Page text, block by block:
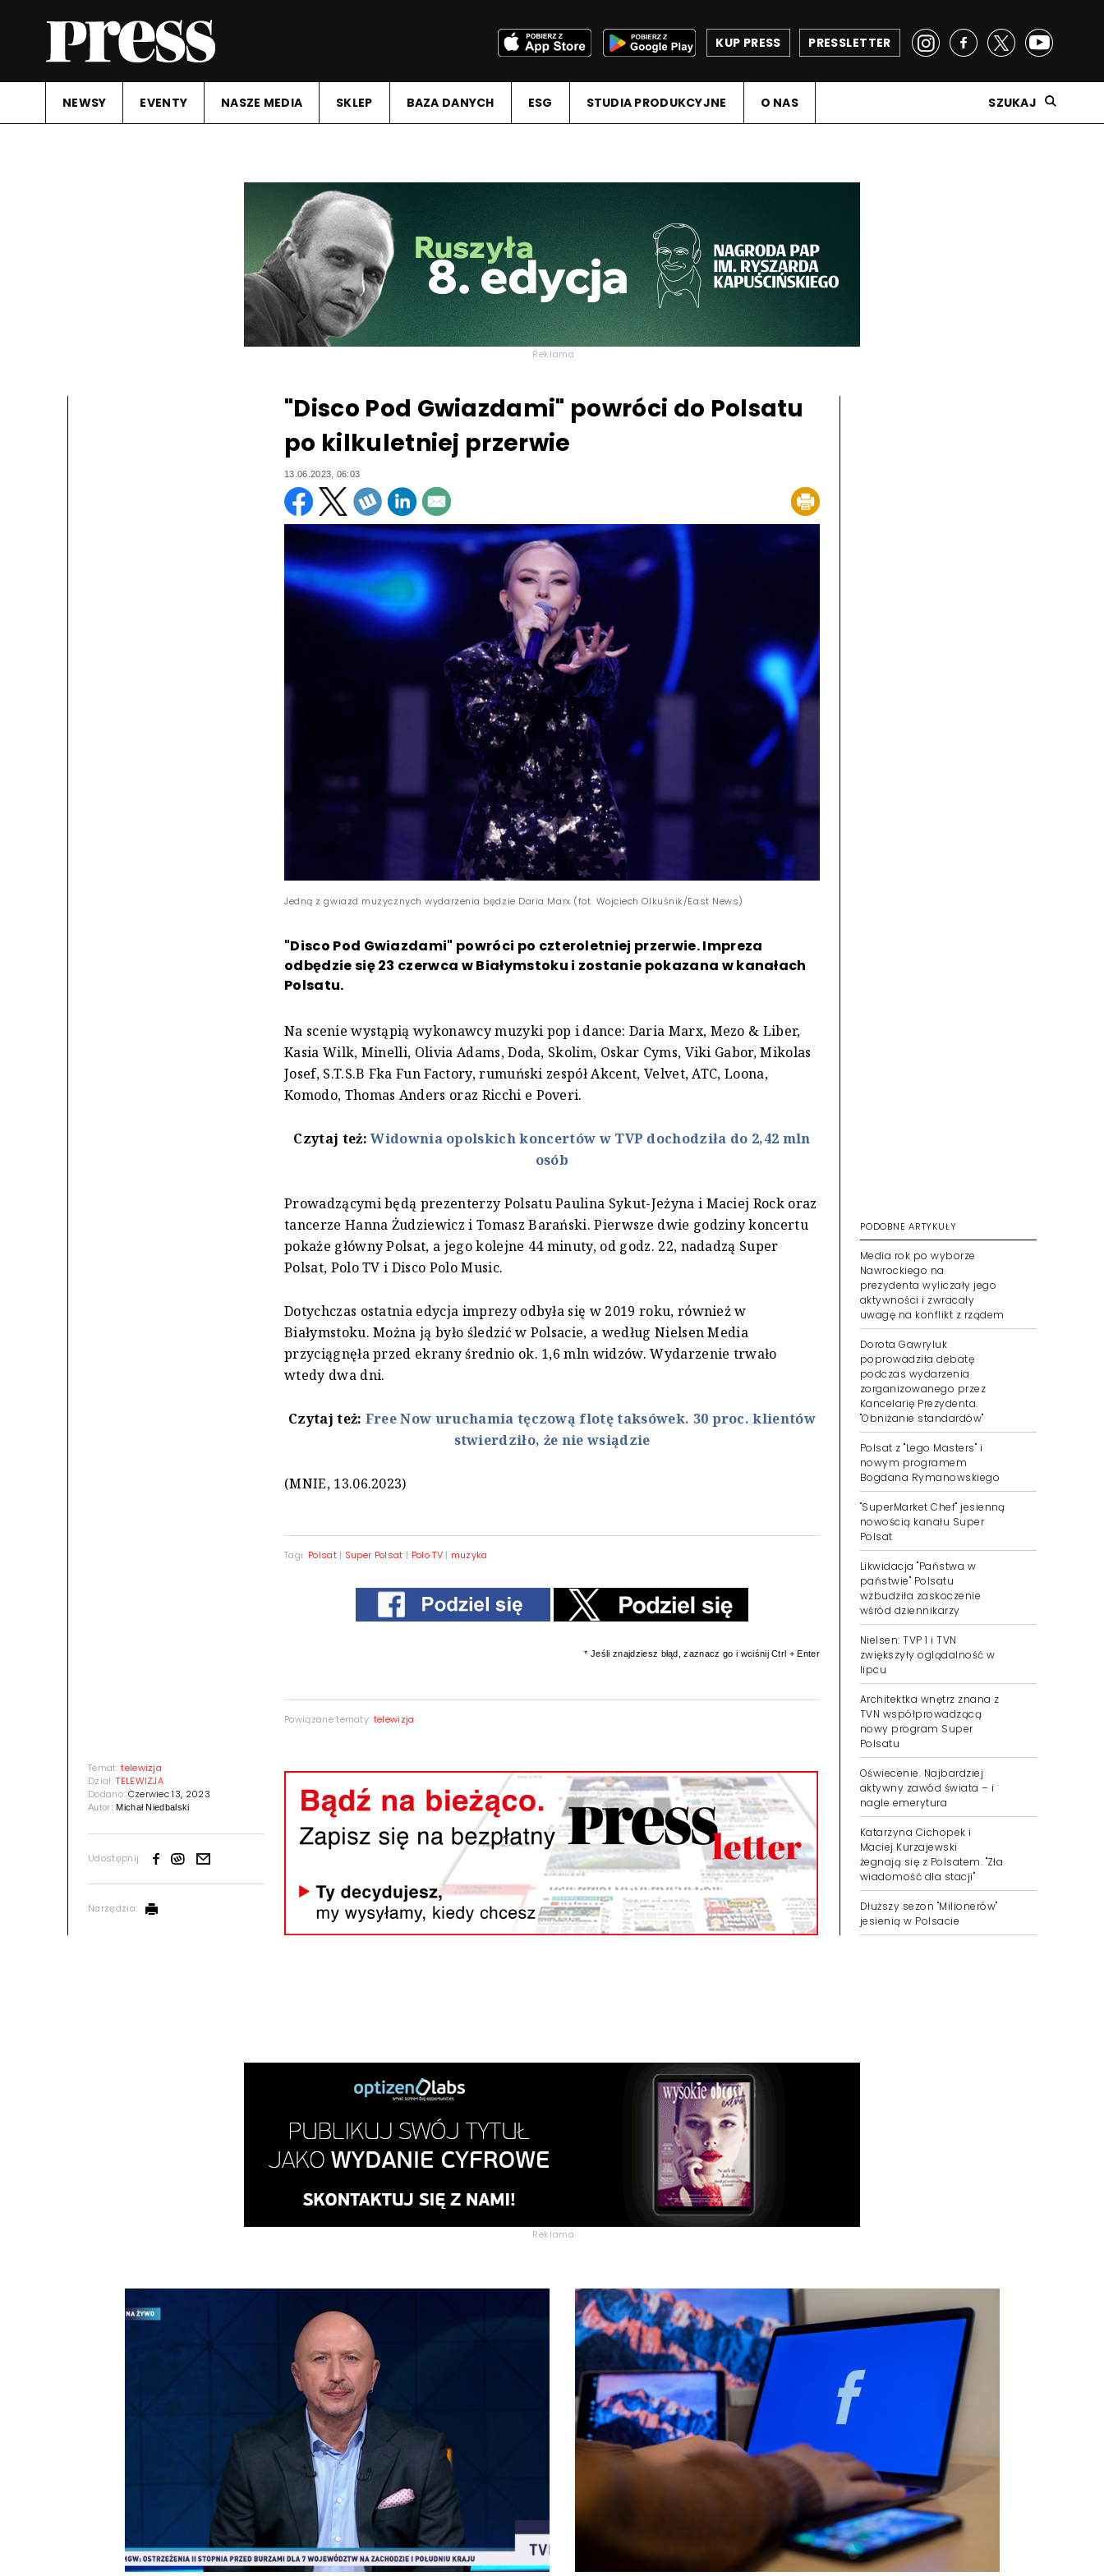
PRESSLETTER
KUP PRESS
NEWSY EVENTY NASZE MEDIA SKLEP BAZA DANYCH ESG STUDIA PRODUKCYJNE O NAS SZUKAJ
Reklama
Temat:telewizja
Dział:TELEWIZJA
Dodano: Czerwiec 13, 2023
Autor:Michał Niedbalski
Udostępnij:
Narzędzia:
"Disco Pod Gwiazdami" powróci do Polsatu
po kilkuletniej przerwie
13.06.2023, 06:03
Jedną z gwiazd muzycznych wydarzenia będzie Daria Marx (fot. Wojciech Olkuśnik/East News)
"Disco Pod Gwiazdami" powróci po czteroletniej przerwie. Impreza
odbędzie się 23 czerwca w Białymstoku i zostanie pokazana w kanałach
Polsatu.
Na scenie wystąpią wykonawcy muzyki pop i dance: Daria Marx, Mezo & Liber,
Kasia Wilk, Minelli, Olivia Adams, Doda, Skolim, Oskar Cyms, Viki Gabor, Mikolas
Josef, S.T.S.B Fka Fun Factory, rumuński zespół Akcent, Velvet, ATC, Loona,
Komodo, Thomas Anders oraz Ricchi e Poveri.
Czytaj też:Widownia opolskich koncertów w TVP dochodziła do 2,42 mln
osób
Prowadzącymi będą prezenterzy Polsatu Paulina Sykut-Jeżyna i Maciej Rock oraz
tancerze Hanna Żudziewicz i Tomasz Barański. Pierwsze dwie godziny koncertu
pokaże główny Polsat, a jego kolejne 44 minuty, od godz. 22, nadadzą Super
Polsat, Polo TV i Disco Polo Music.
Dotychczas ostatnia edycja imprezy odbyła się w 2019 roku, również w
Białymstoku. Można ją było śledzić w Polsacie, a według Nielsen Media
przyciągnęła przed ekrany średnio ok. 1,6 mln widzów. Wydarzenie trwało
wtedy dwa dni.
Czytaj też: Free Now uruchamia tęczową flotę taksówek. 30 proc. klientów
stwierdziło, że nie wsiądzie
(MNIE, 13.06.2023)
Tagi: Polsat| Super Polsat | Polo TV| muzyka
* Jeśli znajdziesz błąd, zaznacz go i wciśnij Ctrl + Enter
Powiązane tematy: telewizja
PODOBNE ARTYKUŁY
Media rok po wyborze
Nawrockiego na
prezydenta wyliczały jego
aktywności i zwracały
uwagę na konflikt z rządem
Dorota Gawryluk
poprowadziła debatę
podczas wydarzenia
zorganizowanego przez
Kancelarię Prezydenta.
"Obniżanie standardów"
Polsat z "Lego Masters" i
nowym programem
Bogdana Rymanowskiego
"SuperMarket Chef" jesienną
nowością kanału Super
Polsat
Likwidacja "Państwa w
państwie" Polsatu
wzbudziła zaskoczenie
wśród dziennikarzy
Nielsen: TVP 1 i TVN
zwiększyły oglądalność w
lipcu
Architektka wnętrz znana z
TVN współprowadzącą
nowy program Super
Polsatu
Oświecenie. Najbardziej
aktywny zawód świata – i
nagle emerytura
Katarzyna Cichopek i
Maciej Kurzajewski
żegnają się z Polsatem. "Zła
wiadomość dla stacji"
Dłuższy sezon "Milionerów"
jesienią w Polsacie
Reklama